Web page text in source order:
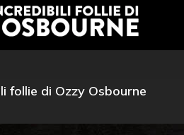
follie di Ozzy Osbourne